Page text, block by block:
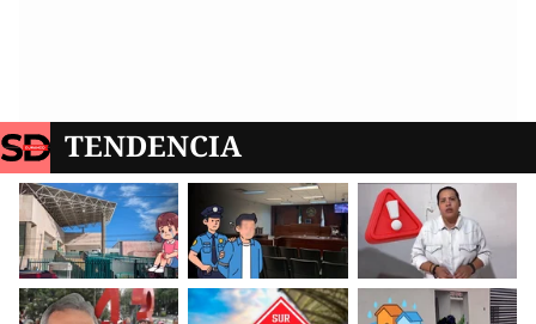
TENDENCIA